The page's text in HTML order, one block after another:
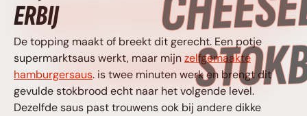
STOKBROOD
ERBIJ
De topping maakt of breekt dit gerecht. Een potje
supermarktsaus werkt, maar mijnzelfgemaakte
hamburger­saus. is twee minuten werk en brengt dit
gevulde stokbrood echt naar het volgende level.
Dezelfde saus past trouwens ook bij andere dikke